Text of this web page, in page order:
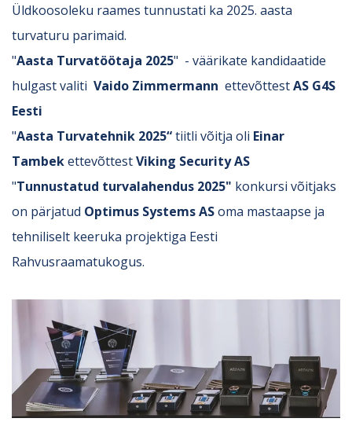
Üldkoosoleku raames tunnustati ka 2025. aasta
turvaturu parimaid.
"Aasta Turvatöötaja 2025" - väärikate kandidaatide
hulgast valiti Vaido Zimmermann ettevõttestAS G4S
Eesti
"Aasta Turvatehnik 2025“tiitli võitja oli Einar
TambekettevõttestViking Security AS
"Tunnustatud turvalahendus 2025" konkursi võitjaks
on pärjatud Optimus Systems ASoma mastaapse ja
tehniliselt keeruka projektiga Eesti
Rahvusraamatukogus.